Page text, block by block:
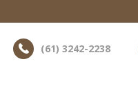
(61) 3242-2238